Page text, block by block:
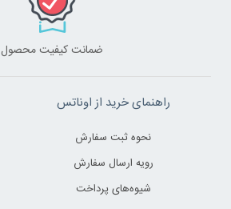
ضمانت کیفیت محصول
راهنمای خرید از اوناتس
نحوه ثبت سفارش
رویه ارسال سفارش
شیوه‌های پرداخت